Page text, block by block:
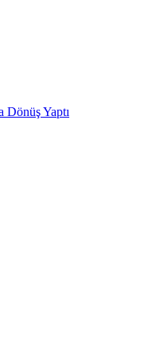
Yaptı